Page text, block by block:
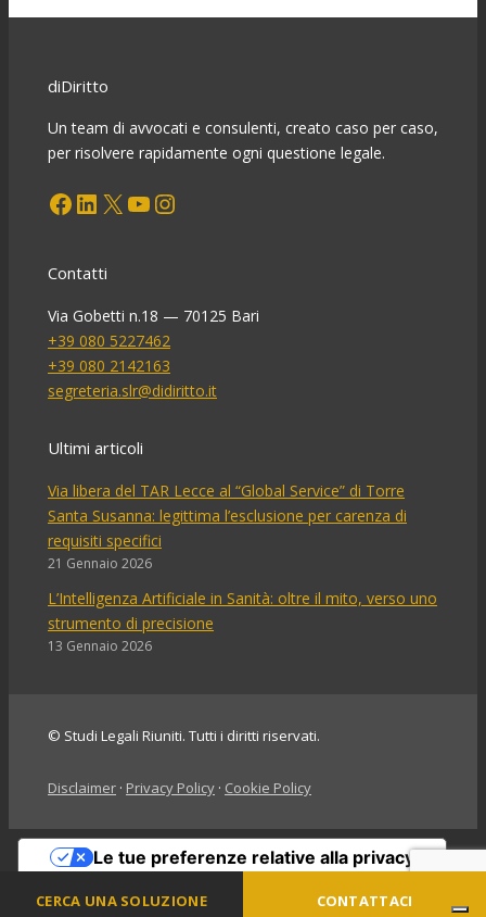
diDiritto
Un team di avvocati e consulenti, creato caso per caso,
per risolvere rapidamente ogni questione legale.
Facebook LinkedIn X YouTube Instagram
Contatti
Via Gobetti n.18 — 70125 Bari
+39 080 5227462
+39 080 2142163
segreteria.slr@didiritto.it
Ultimi articoli
Via libera del TAR Lecce al “Global Service” di Torre
Santa Susanna: legittima l’esclusione per carenza di
requisiti specifici
21 Gennaio 2026
L’Intelligenza Artificiale in Sanità: oltre il mito, verso uno
strumento di precisione
13 Gennaio 2026
© Studi Legali Riuniti. Tutti i diritti riservati.
Disclaimer · Privacy Policy · Cookie Policy
CERCA UNA SOLUZIONE CONTATTACI
Informativa sulla raccolta
Le tue preferenze relative alla privacy